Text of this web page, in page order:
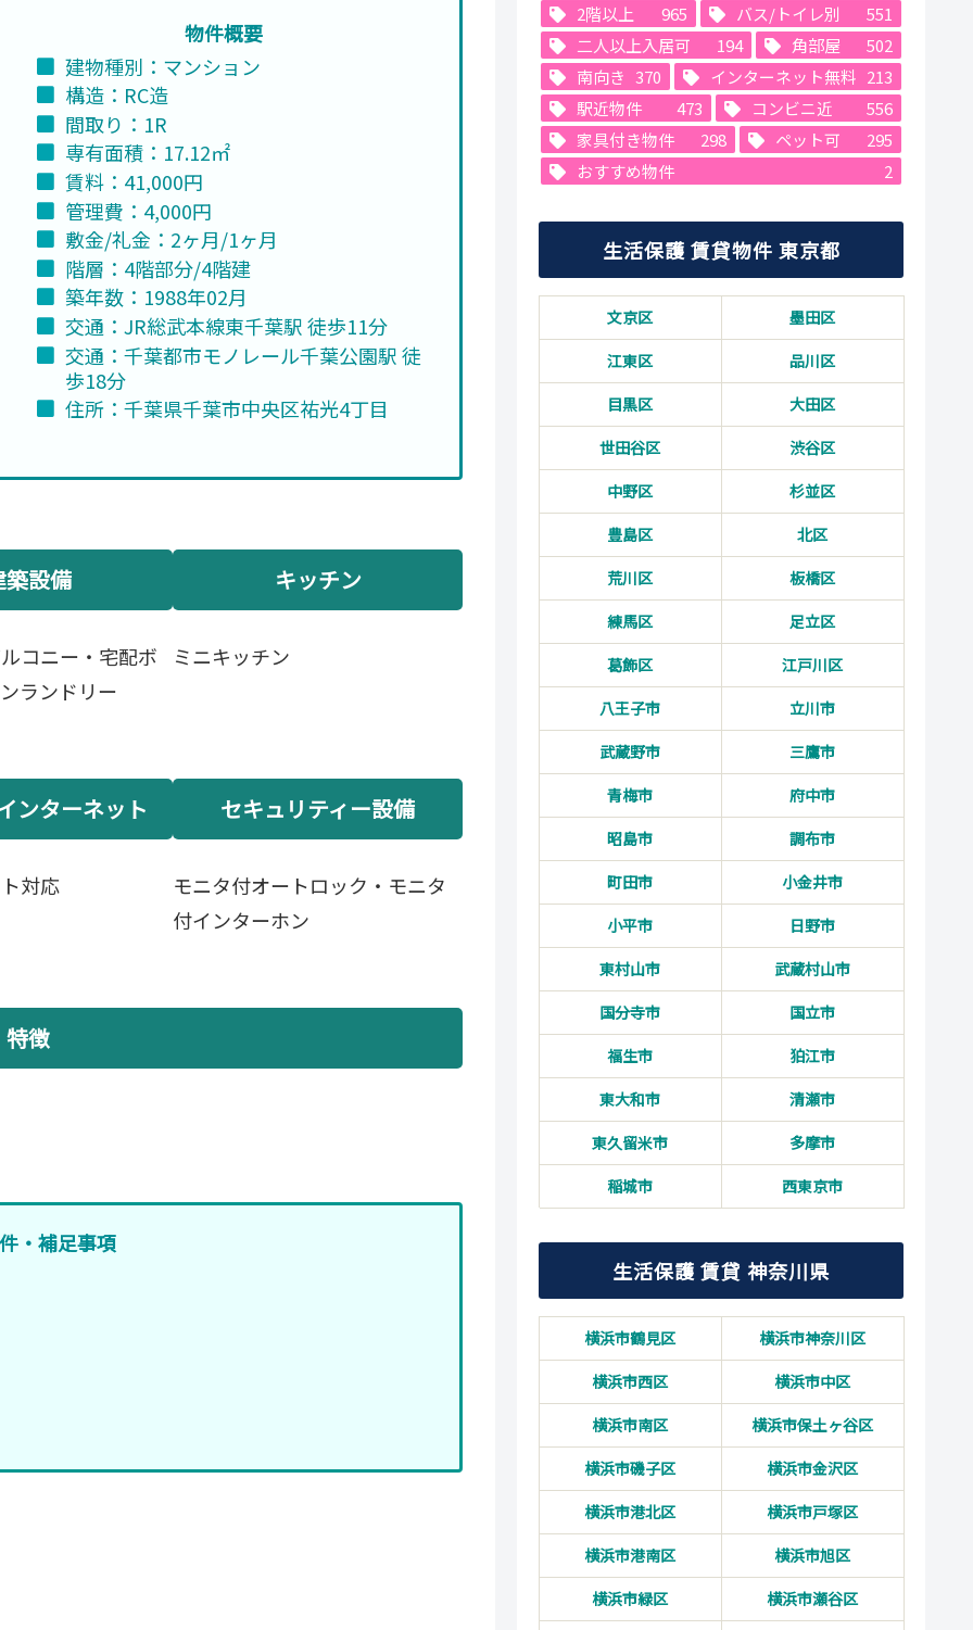
物件概要
建物種別：マンション
構造：RC造
間取り：1R
専有面積：17.12㎡
賃料：41,000円
管理費：4,000円
敷金/礼金：2ヶ月/1ヶ月
階層：4階部分/4階建
築年数：1988年02月
交通：JR総武本線東千葉駅 徒歩11分
交通：千葉都市モノレール千葉公園駅 徒
歩18分
住所：千葉県千葉市中央区祐光4丁目
築設備
コニー・宅配ボ
ランドリー
キッチン
ミニキッチン
ンターネット
対応
セキュリティー設備
モニタ付オートロック・モニタ
付インターホン
特徴
・補足事項
2階以上
965 バス/トイレ別
551
二人以上入居可
194 角部屋
502
南向き 370 インターネット無料 213
駅近物件
473 コンビニ近
556
家具付き物件
298 ペット可
295
おすすめ物件
2
生活保護 賃貸物件 東京都
文京区
墨田区
江東区
品川区
目黒区
大田区
世田谷区
渋谷区
中野区
杉並区
豊島区
北区
荒川区
板橋区
練馬区
足立区
葛飾区
江戸川区
八王子市
立川市
武蔵野市
三鷹市
青梅市
府中市
昭島市
調布市
町田市
小金井市
小平市
日野市
東村山市
武蔵村山市
国分寺市
国立市
福生市
狛江市
東大和市
清瀬市
東久留米市
多摩市
稲城市
西東京市
生活保護 賃貸 神奈川県
横浜市鶴見区
横浜市神奈川区
横浜市西区
横浜市中区
横浜市南区
横浜市保土ヶ谷区
横浜市磯子区
横浜市金沢区
横浜市港北区
横浜市戸塚区
横浜市港南区
横浜市旭区
横浜市緑区
横浜市瀬谷区